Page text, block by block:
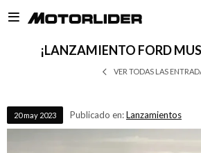

¡LANZAMIENTO FORD
VER TODAS LAS
20 may 2023 Publicado en:Lanzamientos